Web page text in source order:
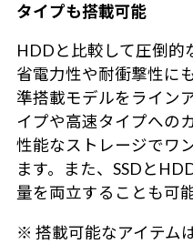
タイプも搭載可能
HDDと比較して圧倒的
省電力性や耐衝撃性に
準搭載モデルをライン
イプや高速タイプへの
性能なストレージでワ
ます。また、SSDと
量を両立することも可能
※ 搭載可能なアイテム